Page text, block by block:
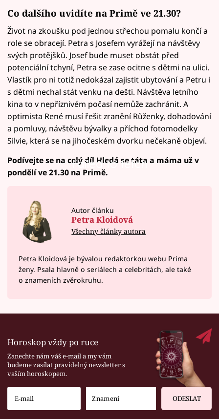
Co dalšího uvidíte na Primě ve 21.30?
Život na zkoušku pod jednou střechou pomalu končí a
role se obracejí. Petra s Josefem vyrážejí na návštěvy
svých protějšků. Josef bude muset obstát před
potenciální tchyní, Petra se zase ocitne s dětmi na ulici.
Vlastík pro ni totiž nedokázal zajistit ubytování a Petru i
s dětmi nechal stát venku na dešti. Návštěva letního
kina to v nepříznivém počasí nemůže zachránit. A
optimista René musí řešit zranění Růženky, dohadování
a pomluvy, návštěvu bývalky a příchod fotomodelky
Silvie, která se na jihočeském dvorku nečekaně objeví.
Failed to fetch
Podívejte se na celý díl Hledá se táta a máma už v
pondělí ve 21.30 na Primě.
Autor článku
Petra Kloidová
Všechny články autora
Petra Kloidová je bývalou redaktorkou webu Prima
ženy. Psala hlavně o seriálech a celebritách, ale také
o znameních zvěrokruhu.
Horoskop vždy po ruce
Zanechte nám váš e-mail a my vám
budeme zasílat pravidelný newsletter s
vaším horoskopem.
ODESLAT